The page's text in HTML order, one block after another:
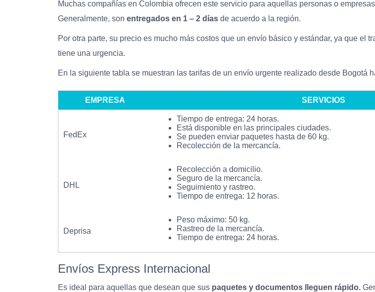
Muchas compañías en Colombia ofrecen este servicio para aquellas personas o
Generalmente, son entregados en 1 – 2 días de acuerdo a la región.
Por otra parte, su precio es mucho más costos que un envío básico y estándar, ya que el
tiene una urgencia.
En la siguiente tabla se muestran las tarifas de un envío urgente realizado desde Bogotá
EMPRESA SERVICIOS
FedEx
Tiempo de entrega: 24 horas.
Está disponible en las principales ciudades.
Se pueden enviar paquetes hasta de 60 kg.
Recolección de la mercancía.
DHL
Recolección a domicilio.
Seguro de la mercancía.
Seguimiento y rastreo.
Tiempo de entrega: 12 horas.
Deprisa
Peso máximo: 50 kg.
Rastreo de la mercancía.
Tiempo de entrega: 24 horas.
Envíos Express Internacional
Es ideal para aquellas que desean que sus paquetes y documentos lleguen rápido.